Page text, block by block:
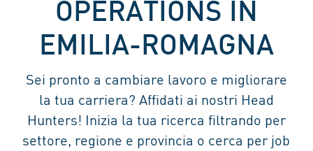
OPERATIONS IN
EMILIA-ROMAGNA
Sei pronto a cambiare lavoro e migliorare
la tua carriera? Affidati ai nostri Head
Hunters! Inizia la tua ricerca filtrando per
settore, regione e provincia o cerca per job